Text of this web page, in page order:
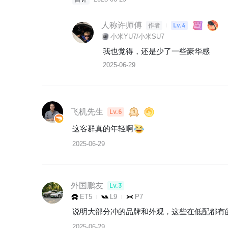
人称许师傅 作者 Lv.4
小米YU7/小米SU7
我也觉得，还是少了一些豪华感
2025-06-29
飞机先生 Lv.6
这客群真的年轻啊
2025-06-29
外国鹏友 Lv.3
ET5 L9 P7
说明大部分冲的品牌和外观，这些在低配都有